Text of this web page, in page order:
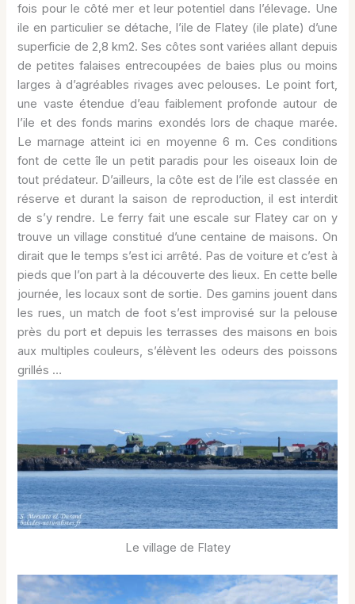
fois pour le côté mer et leur potentiel dans l’élevage. Une
ile en particulier se détache, l’ile de Flatey (ile plate) d’une
superficie de 2,8 km2. Ses côtes sont variées allant depuis
de petites falaises entrecoupées de baies plus ou moins
larges à d’agréables rivages avec pelouses. Le point fort,
une vaste étendue d’eau faiblement profonde autour de
l’ile et des fonds marins exondés lors de chaque marée.
Le marnage atteint ici en moyenne 6 m. Ces conditions
font de cette île un petit paradis pour les oiseaux loin de
tout prédateur. D’ailleurs, la côte est de l’ile est classée en
réserve et durant la saison de reproduction, il est interdit
de s’y rendre. Le ferry fait une escale sur Flatey car on y
trouve un village constitué d’une centaine de maisons. On
dirait que le temps s’est ici arrêté. Pas de voiture et c’est à
pieds que l’on part à la découverte des lieux. En cette belle
journée, les locaux sont de sortie. Des gamins jouent dans
les rues, un match de foot s’est improvisé sur la pelouse
près du port et depuis les terrasses des maisons en bois
aux multiples couleurs, s’élèvent les odeurs des poissons
grillés …
Le village de Flatey